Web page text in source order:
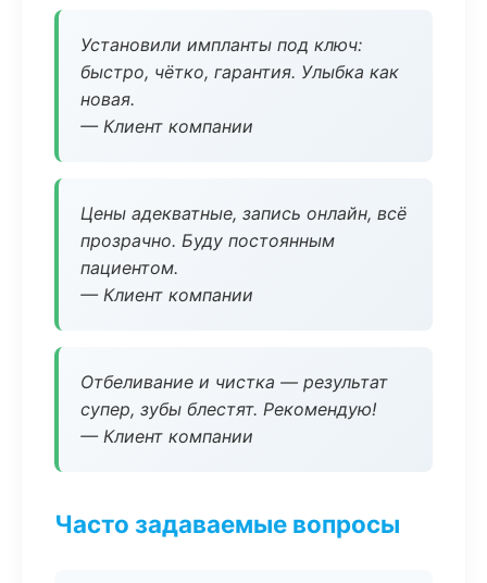
Установили импланты под ключ:
быстро, чётко, гарантия. Улыбка как
новая.
— Клиент компании
Цены адекватные, запись онлайн, всё
прозрачно. Буду постоянным
пациентом.
— Клиент компании
Отбеливание и чистка — результат
супер, зубы блестят. Рекомендую!
— Клиент компании
Часто задаваемые вопросы